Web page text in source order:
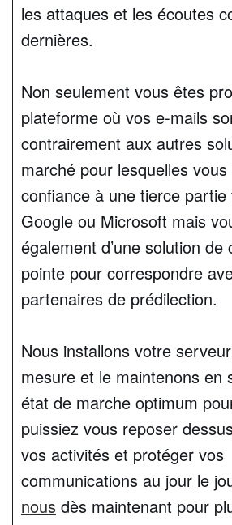
les attaques et les écoutes
dernières.
Non seulement vous êtes
plateforme où vos e-mails
contrairement aux autres
marché pour lesquelles
confiance à une tierce partie
Google ou Microsoft mais
également d’une solution
pointe pour correspondre
partenaires de prédilection.
Nous installons votre
mesure et le maintenons en
état de marche optimum
puissiez vous reposer
vos activités et protéger vos
communications au jour le
nous dès maintenant pour